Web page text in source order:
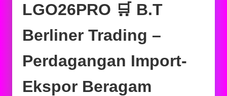
LGO26PRO 🛒 B.T
Berliner Trading –
Perdagangan Import-
Ekspor Beragam